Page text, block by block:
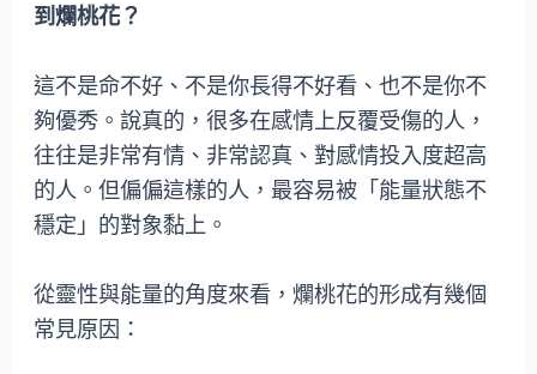
到爛桃花？
這不是命不好、不是你長得不好看、也不是你不
夠優秀。說真的，很多在感情上反覆受傷的人，
往往是非常有情、非常認真、對感情投入度超高
的人。但偏偏這樣的人，最容易被「能量狀態不
穩定」的對象黏上。
從靈性與能量的角度來看，爛桃花的形成有幾個
常見原因：